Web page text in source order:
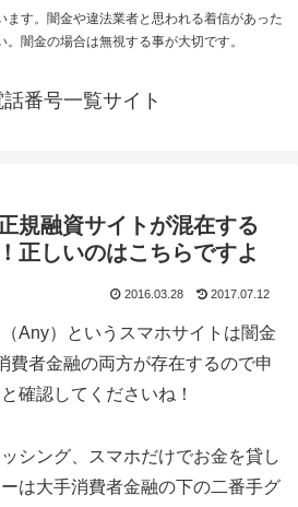
ます。闇金や違法業者と思われる着信があった
闇金の場合は無視する事が大切です。
話番号一覧サイト
規融資サイトが混在する
正しいのはこちらですよ
2016.03.28 2017.07.12
Any）というスマホサイトは闇金
費者金融の両方が存在するので申
確認してくださいね！
シング、スマホだけでお金を貸し
は大手消費者金融の下の二番手グ